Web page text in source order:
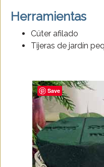
Herramientas
Cúter afilado
Tijeras de jardín
Save